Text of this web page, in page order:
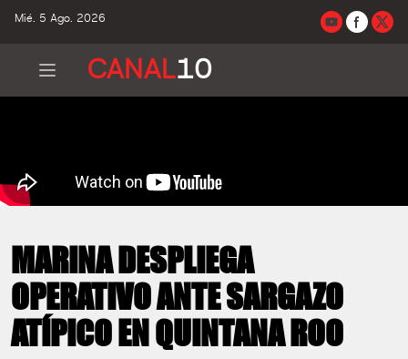
Mié. 5 Ago. 2026
CANAL10
MARINA DESPLIEGA
OPERATIVO ANTE SARGAZO
ATÍPICO EN QUINTANA ROO